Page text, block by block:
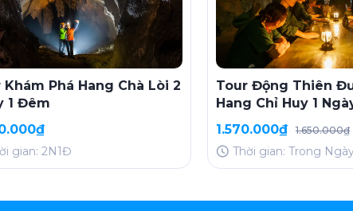
Khám Phá Hang Chà Lòi 2
1 Đêm
gian: 2N1Đ
Tour Động Thiên
Hang Chỉ Huy 1
1.570.000₫
1.650.000₫
Thời gian: Trong